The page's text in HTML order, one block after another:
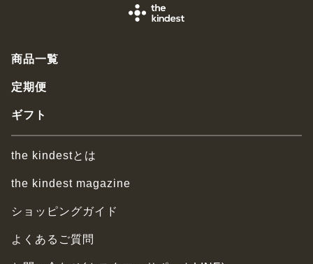
商品一覧
定期便
ギフト
the kindestとは
the kindest magazine
ショッピングガイド
よくあるご質問